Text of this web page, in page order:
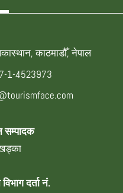
काठमाडौँ, नेपाल
1-4523973
सम्पादक
दर्ता नं.